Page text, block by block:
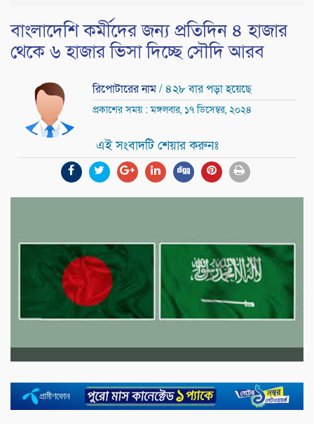
বাংলাদেশি কর্মীদের জন্য প্রতিদিন ৪ হাজার
থেকে ৬ হাজার ভিসা দিচ্ছে সৌদি আরব
রিপোটারের নাম/ ৪২৮ বার পড়া হয়েছে
প্রকাশের সময় : মঙ্গলবার, ১৭ ডিসেম্বর, ২০২৪
এই সংবাদটি শেয়ার করুনঃ